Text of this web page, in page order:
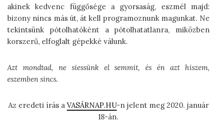
akinek kedvenc függősége a gyorsaság, eszmél majd:
bizony nincs más út, át kell programoznunk magunkat. Ne
tekintsünk pótolhatóként a pótolhatatlanra, miközben
korszerű, elfoglalt gépekké válunk.
Azt mondtad, ne siessünk el semmit, és én azt hiszem,
eszemben sincs.
Az eredeti írás a VASÁRNAP.HU-n jelent meg 2020. január
18-án.